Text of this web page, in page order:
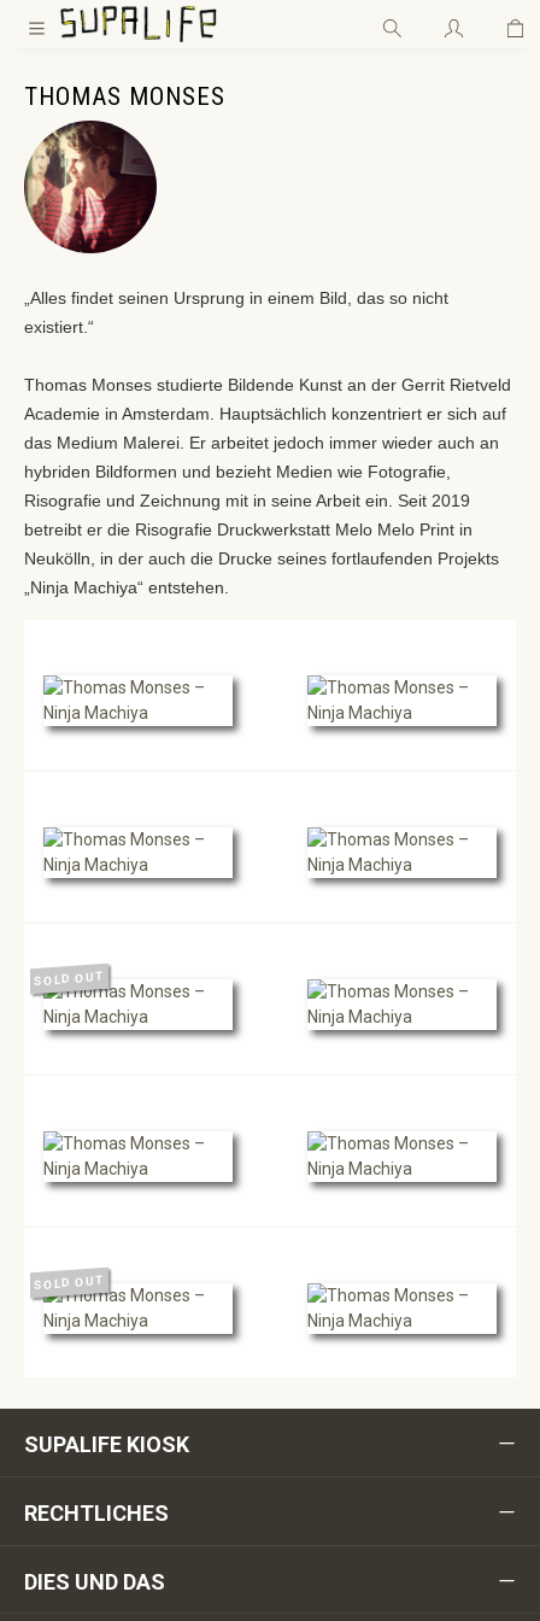
Zum Hauptinhalt springen
THOMAS MONSES
„Alles findet seinen Ursprung in einem Bild, das so nicht
existiert.“
Thomas Monses studierte Bildende Kunst an der Gerrit Rietveld
Academie in Amsterdam. Hauptsächlich konzentriert er sich auf
das Medium Malerei. Er arbeitet jedoch immer wieder auch an
hybriden Bildformen und bezieht Medien wie Fotografie,
Risografie und Zeichnung mit in seine Arbeit ein. Seit 2019
betreibt er die Risografie Druckwerkstatt Melo Melo Print in
Neukölln, in der auch die Drucke seines fortlaufenden Projekts
„Ninja Machiya“ entstehen.
SOLD OUT
SOLD OUT
SUPALIFE KIOSK
RECHTLICHES
DIES UND DAS